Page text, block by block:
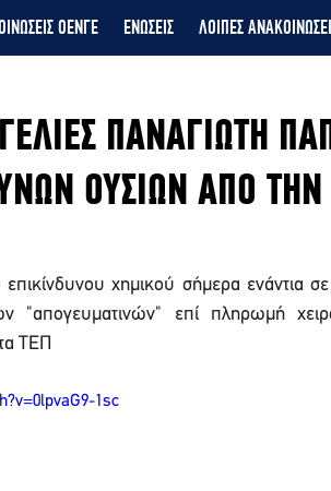
ΟΕΝΓΕ ΕΝΩΣΕΙΣ ΛΟΙΠΕΣ
ΠΑΝΑΓΙΩΤΗ
ΟΥΣΙΩΝ ΑΠΟ
χημικού σήμερα ενάντια
"απογευματινών" επί πληρωμή
ΤΕΠ
1sc